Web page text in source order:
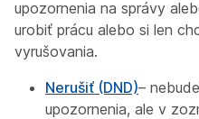
upozornenia na správy
urobiť prácu alebo si len
vyrušovania.
Nerušiť (DND)–
upozornenia, ale v